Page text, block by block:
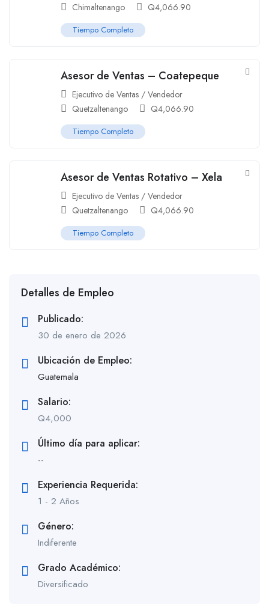
Chimaltenango
Q4,066.90
Tiempo Completo
Asesor de Ventas – Coatepeque
Ejecutivo de Ventas / Vendedor
Quetzaltenango
Q4,066.90
Tiempo Completo
Asesor de Ventas Rotativo – Xela
Ejecutivo de Ventas / Vendedor
Quetzaltenango
Q4,066.90
Tiempo Completo
Detalles de Empleo
Publicado:
30 de enero de 2026
Ubicación de Empleo:
Guatemala
Salario:
Q4,000
Último día para aplicar:
--
Experiencia Requerida:
1 - 2 Años
Género:
Indiferente
Grado Académico:
Diversificado